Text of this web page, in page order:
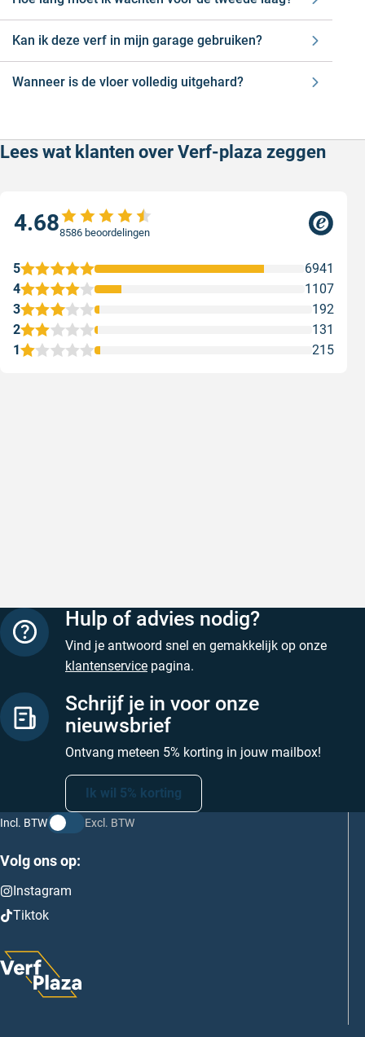
Stap 5:Laat de eerste laag minimaal 6 uur drogen
voordat je de tweede laag aanbrengt.
Stap 6:Houd er rekening mee dat de vloer pas na 4 weken
volledig is uitgehard.
Kan ik deze verf in mijn garage gebruiken?
Wanneer is de vloer volledig uitgehard?
Lees wat klanten over Verf-plaza zeggen
4.688586 beoordelingen
1 215
2 131
3 192
4 1107
5 6941
Hulp of advies nodig?
Vind je antwoord snel en gemakkelijk op onze
klantenservice pagina.
Schrijf je in voor onze
nieuwsbrief
Ontvang meteen 5% korting in jouw mailbox!
Ik wil 5% korting
Incl. BTW Excl. BTW
Volg ons op:
Instagram
Tiktok